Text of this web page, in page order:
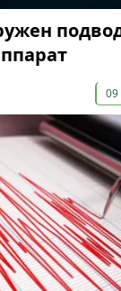
09